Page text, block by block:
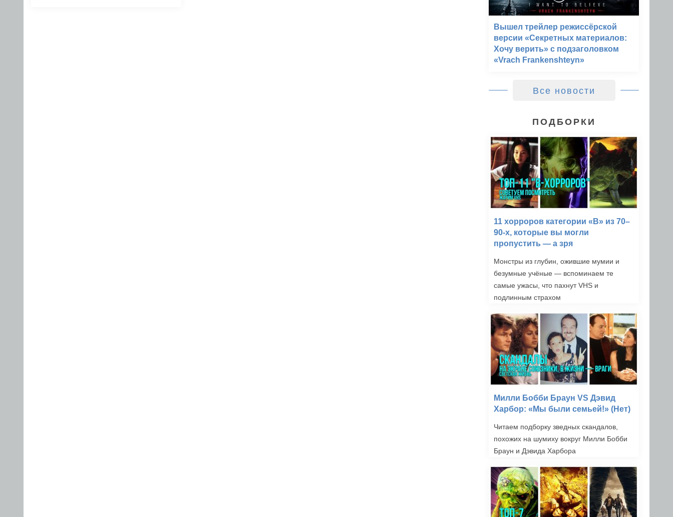
Вышел трейлер режиссёрской
версии «Секретных материалов:
Хочу верить» с подзаголовком
«Vrach Frankenshteyn»
Все новости
ПОДБОРКИ
11 хорроров категории «B» из 70–
90-х, которые вы могли
пропустить — а зря
Монстры из глубин, ожившие мумии и
безумные учёные — вспоминаем те
самые ужасы, что пахнут VHS и
подлинным страхом
Милли Бобби Браун VS Дэвид
Харбор: «Мы были семьей!» (Нет)
Читаем подборку зведных скандалов,
похожих на шумиху вокруг Милли Бобби
Браун и Дэвида Харбора